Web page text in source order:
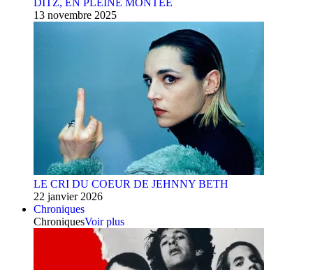
DITZ, EN PLEINE MONTÉE
13 novembre 2025
LE CRI DU COEUR DE JEHNNY BETH
22 janvier 2026
Chroniques
ChroniquesVoir plus